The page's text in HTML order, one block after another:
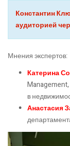
Константин
аудиторией
Мнения экспертов:
Катерина
в
Анастасия